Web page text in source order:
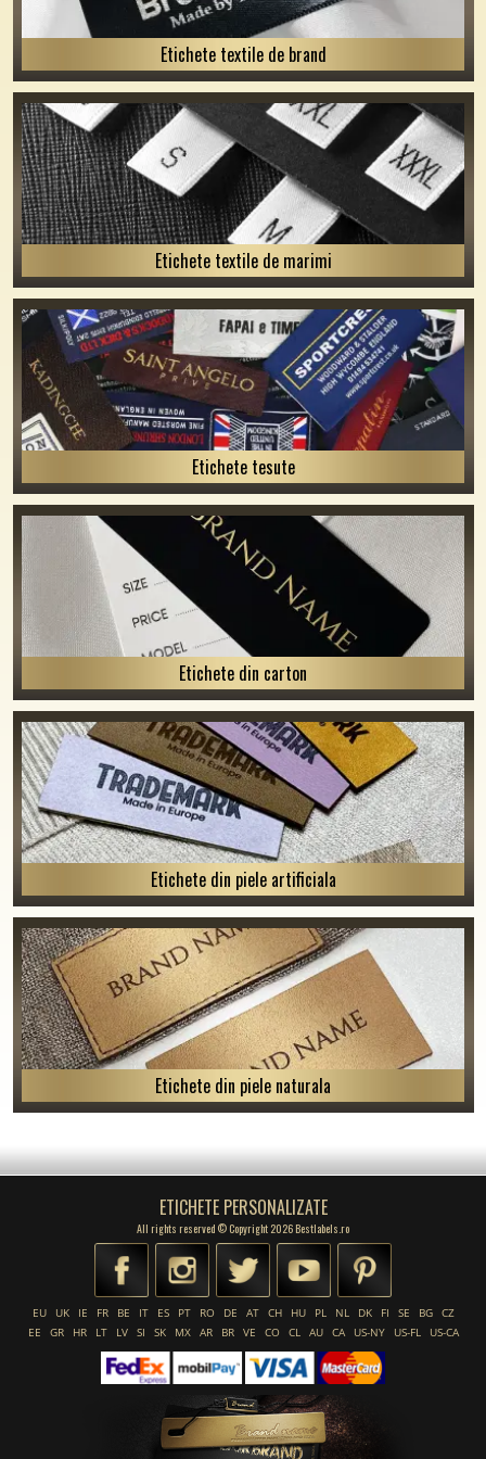
Etichete textile de brand
Etichete textile de marimi
Etichete tesute
Etichete din carton
Etichete din piele artificiala
Etichete din piele naturala
ETICHETE PERSONALIZATE
All rights reserved © Copyright 2026 Bestlabels.ro
EU UK IE FR BE IT ES PT RO DE AT CH HU PL NL DK FI SE BG
CZ
EE
GR HR LT LV SI SK MX AR BR VE CO CL AU CA US-NY US-FL US-CA